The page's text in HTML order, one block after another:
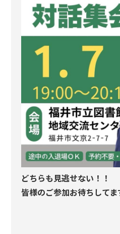
どちらも見逃せない！！
皆様のご参加お待ちしてま